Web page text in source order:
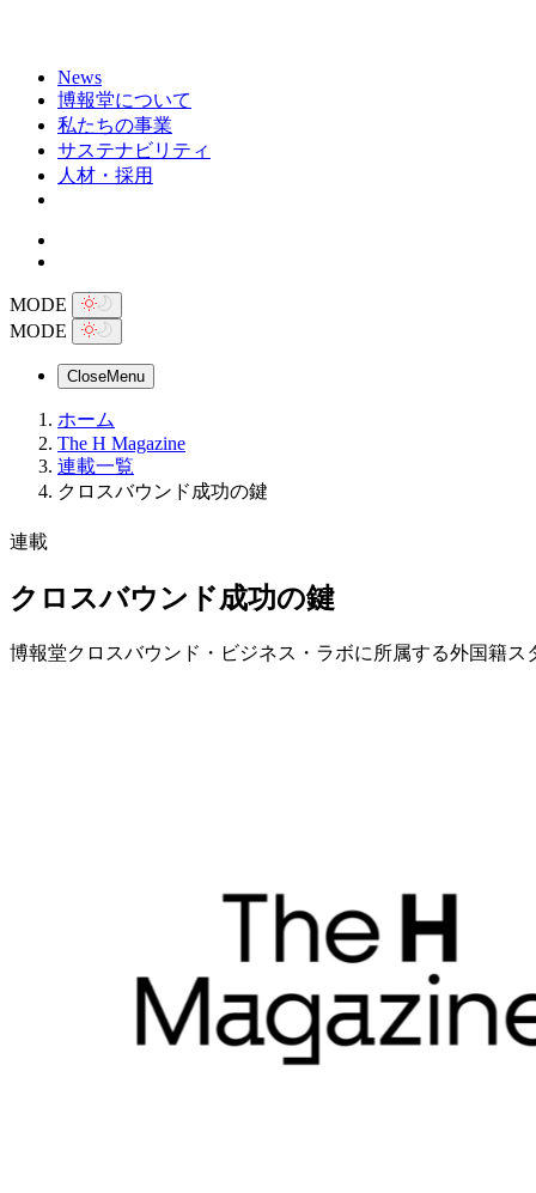
News
博報堂について
私たちの事業
サステナビリティ
人材・採用
MODE
MODE
CloseMenu
ホーム
The H Magazine
連載一覧
クロスバウンド成功の鍵
連載
クロスバウンド成功の鍵
博報堂クロスバウンド・ビジネス・ラボに所属する外国籍